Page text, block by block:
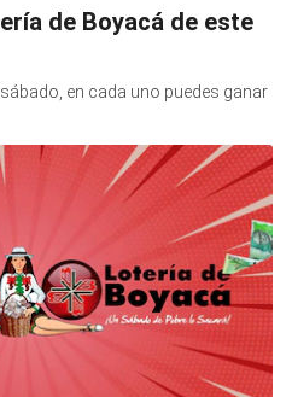
de Boyacá de este
en cada uno puedes ganar